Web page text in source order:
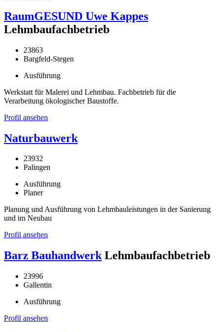
RaumGESUND Uwe Kappes
Lehmbaufachbetrieb
23863
Bargfeld-Stegen
Ausführung
Werkstatt für Malerei und Lehmbau. Fachbetrieb für die
Verarbeitung ökologischer Baustoffe.
Profil ansehen
Naturbauwerk
23932
Palingen
Ausführung
Planer
Planung und Ausführung von Lehmbauleistungen in der Sanierung
und im Neubau
Profil ansehen
Barz Bauhandwerk Lehmbaufachbetrieb
23996
Gallentin
Ausführung
Profil ansehen